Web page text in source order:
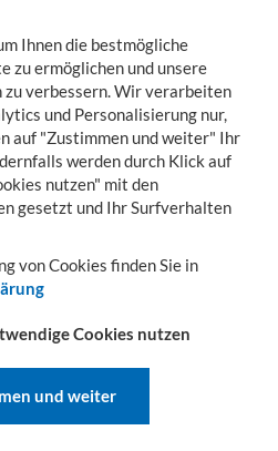
KONTO WARENKORB
Aluminiumboxen
FÜR ALU-
Ihnen die bestmögliche
zu ermöglichen und unsere
verbessern. Wir verarbeiten
und Personalisierung nur,
auf "Zustimmen und weiter" Ihr
werden durch Klick auf
nutzen" mit den
gesetzt und Ihr Surfverhalten
von Cookies finden Sie in
Cookies nutzen
und weiter